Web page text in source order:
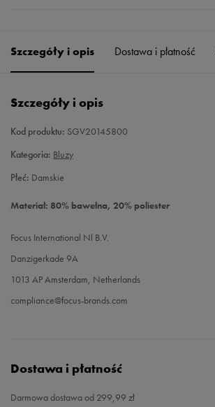
Szczegóły i opis Dostawa i płatność
Szczegóły i opis
Kod produktu: SGV20145800
Kategoria: Bluzy
Płeć: Damskie
Materiał: 80% bawełna, 20% poliester
Focus International Nl B.V.
Danzigerkade 9A
1013 AP Amsterdam, Netherlands
compliance@focus-brands.com
Dostawa i płatność
Darmowa dostawa od 299,99 zł